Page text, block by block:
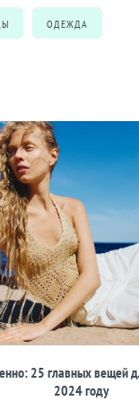
ОДЕЖДА
25 главных вещей
2024 году